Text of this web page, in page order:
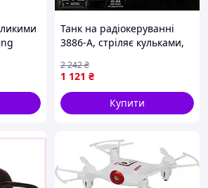
Танк на радіокеруванні
3886-A, стріляє кульками,
ефекти, пульт 27MHz, 25
см, акумуляторний блок |
APEX
1 121 ₴
2 242₴
Купити